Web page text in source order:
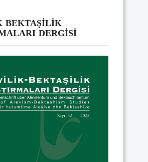
BEKTAŞILIK
DERGISI